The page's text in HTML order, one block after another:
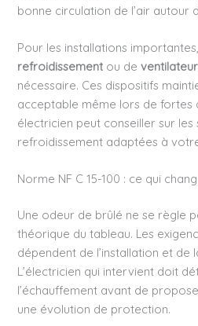
bonne circulation de l’air autour
Pour les installations
refroidissement ou de
nécessaire. Ces dispositifs
acceptable même lors de fortes
électricien peut conseiller sur les
refroidissement adaptées à
Norme NF C 15-100 : ce qui
Une odeur de brûlé ne se règle
théorique du tableau. Les
dépendent de l’installation et de
L’électricien qui intervient doit
l’échauffement avant de
une évolution de protection.